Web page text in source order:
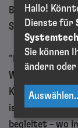
Bischof Benno
Schnizlein.
"Die Kerze
Worte braucht.
Kerze brennt
ist wie ein
begleitet – wo
Hallo!
Dienste für
Sie können
ändern
Auswählen